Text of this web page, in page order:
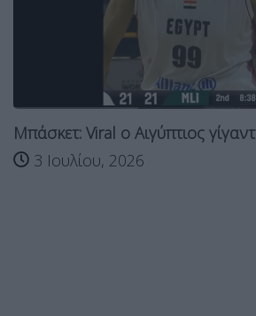
Viral ο Αιγύπτιος γίγαντας των
2026